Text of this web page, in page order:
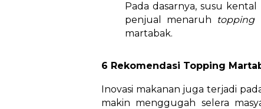
Pada dasarnya, susu
penjual menaruh topping
martabak.
6 Rekomendasi Topping
Inovasi makanan juga terjadi
makin menggugah selera